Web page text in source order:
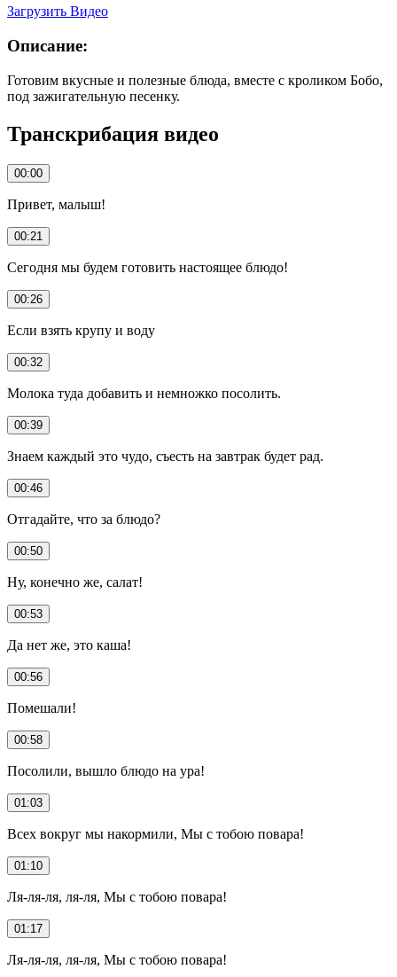
Загрузить Видео
Описание:
Готовим вкусные и полезные блюда, вместе с кроликом Бобо,
под зажигательную песенку.
Транскрибация видео
00:00
Привет, малыш!
00:21
Сегодня мы будем готовить настоящее блюдо!
00:26
Если взять крупу и воду
00:32
Молока туда добавить и немножко посолить.
00:39
Знаем каждый это чудо, съесть на завтрак будет рад.
00:46
Отгадайте, что за блюдо?
00:50
Ну, конечно же, салат!
00:53
Да нет же, это каша!
00:56
Помешали!
00:58
Посолили, вышло блюдо на ура!
01:03
Всех вокруг мы накормили, Мы с тобою повара!
01:10
Ля-ля-ля, ля-ля, Мы с тобою повара!
01:17
Ля-ля-ля, ля-ля, Мы с тобою повара!